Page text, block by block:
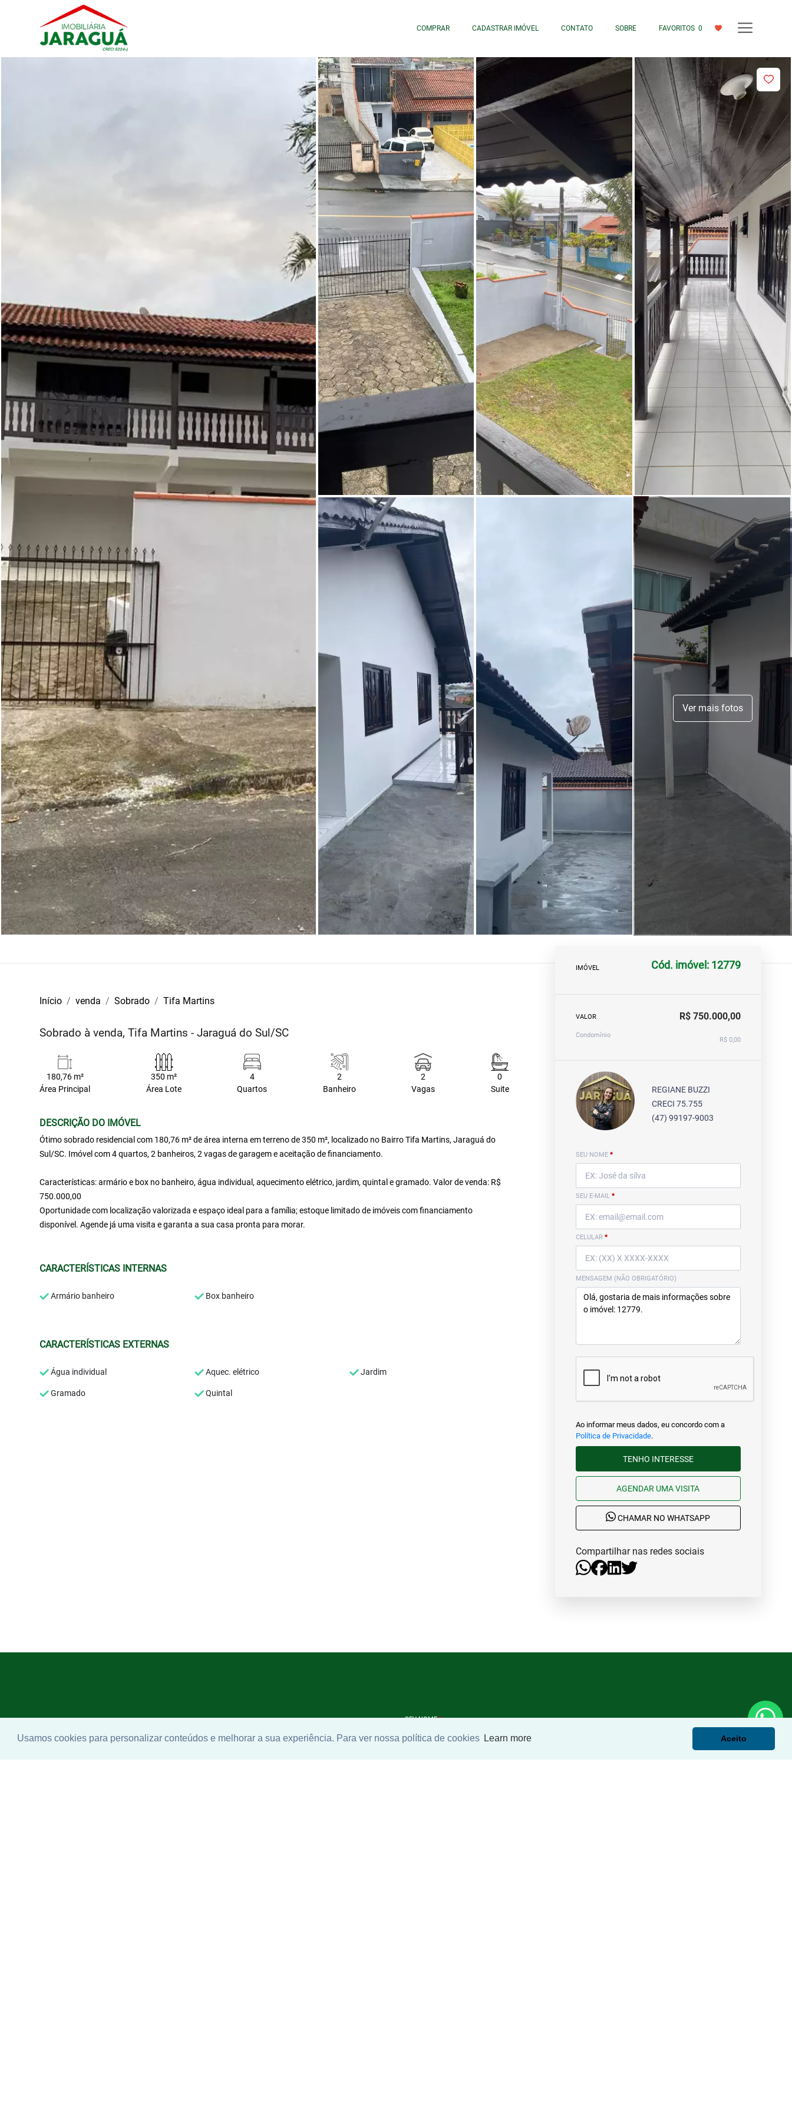
Usamos cookies para personalizar conteúdos e melhorar a sua experiência. Para ver nossa política de cookies Learn more Aceito
COMPRAR CADASTRAR IMÓVEL CONTATO SOBRE FAVORITOS 0
Ver mais fotos
Início venda Sobrado Tifa Martins
Sobrado à venda, Tifa Martins - Jaraguá do Sul/SC
180,76 m²
Área Principal
350 m²
Área Lote
4
Quartos
2
Banheiro
2
Vagas
0
Suite
DESCRIÇÃO DO IMÓVEL
Ótimo sobrado residencial com 180,76 m² de área interna em terreno de 350 m², localizado no Bairro Tifa Martins, Jaraguá do
Sul/SC. Imóvel com 4 quartos, 2 banheiros, 2 vagas de garagem e aceitação de financiamento.
Características: armário e box no banheiro, água individual, aquecimento elétrico, jardim, quintal e gramado. Valor de venda: R$
750.000,00
Oportunidade com localização valorizada e espaço ideal para a família; estoque limitado de imóveis com financiamento
disponível. Agende já uma visita e garanta a sua casa pronta para morar.
CARACTERÍSTICAS INTERNAS
Armário banheiro Box banheiro
CARACTERÍSTICAS EXTERNAS
Água individual Aquec. elétrico Jardim
Gramado Quintal
IMÓVEL Cód. imóvel: 12779
VALOR R$ 750.000,00
Condomínio
R$ 0,00
REGIANE BUZZI
CRECI 75.755
(47) 99197-9003
SEU NOME *
SEU E-MAIL *
CELULAR *
MENSAGEM (NÃO OBRIGATÓRIO)
Ao informar meus dados, eu concordo com a
Política de Privacidade.
TENHO INTERESSE
AGENDAR UMA VISITA
CHAMAR NO WHATSAPP
Compartilhar nas redes sociais
SEU NOME*